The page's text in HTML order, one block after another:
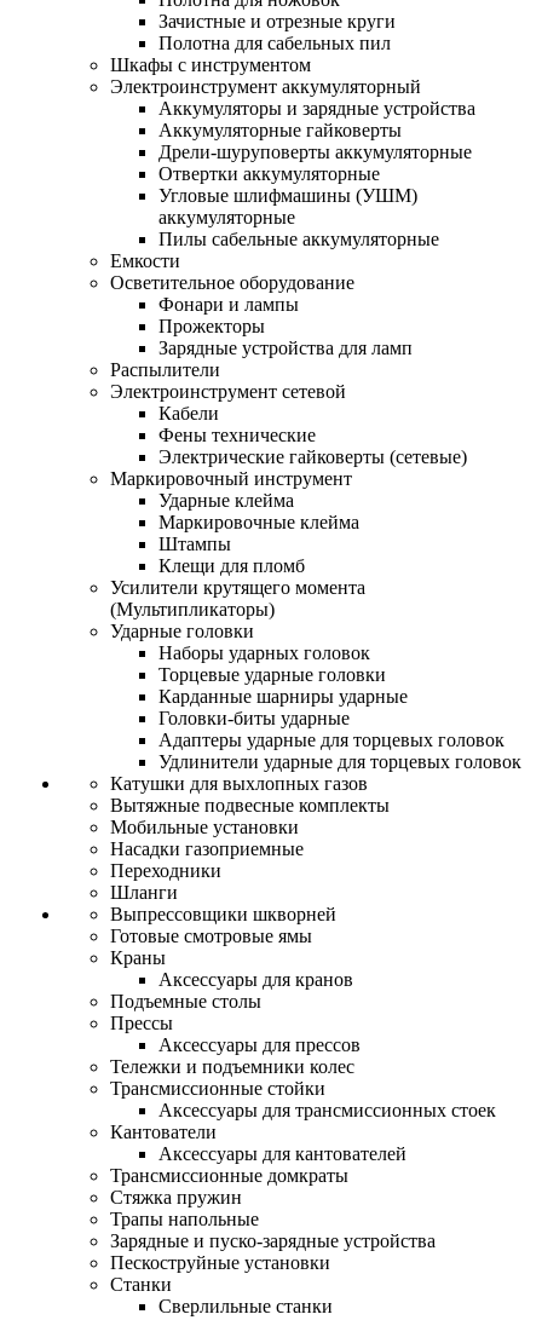
Зачистные и отрезные круги
Полотна для сабельных пил
Шкафы с инструментом
Электроинструмент аккумуляторный
Аккумуляторы и зарядные устройства
Аккумуляторные гайковерты
Дрели-шуруповерты аккумуляторные
Отвертки аккумуляторные
Угловые шлифмашины (УШМ)
аккумуляторные
Пилы сабельные аккумуляторные
Емкости
Осветительное оборудование
Фонари и лампы
Прожекторы
Зарядные устройства для ламп
Распылители
Электроинструмент сетевой
Кабели
Фены технические
Электрические гайковерты (сетевые)
Маркировочный инструмент
Ударные клейма
Маркировочные клейма
Штампы
Клещи для пломб
Усилители крутящего момента
(Мультипликаторы)
Ударные головки
Наборы ударных головок
Торцевые ударные головки
Карданные шарниры ударные
Головки-биты ударные
Адаптеры ударные для торцевых головок
Удлинители ударные для торцевых головок
Катушки для выхлопных газов
Вытяжные подвесные комплекты
Мобильные установки
Насадки газоприемные
Переходники
Шланги
Выпрессовщики шкворней
Готовые смотровые ямы
Краны
Аксессуары для кранов
Подъемные столы
Прессы
Аксессуары для прессов
Тележки и подъемники колес
Трансмиссионные стойки
Аксессуары для трансмиссионных стоек
Кантователи
Аксессуары для кантователей
Трансмиссионные домкраты
Стяжка пружин
Трапы напольные
Зарядные и пуско-зарядные устройства
Пескоструйные установки
Станки
Сверлильные станки